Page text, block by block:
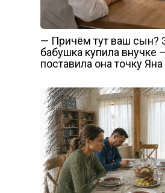
— Причём тут ваш сын?
бабушка купила внучке
поставила она точку Яна